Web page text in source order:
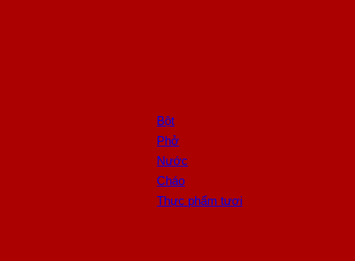
Bột
Phở
Nước
Cháo
Thực phẩm tươi